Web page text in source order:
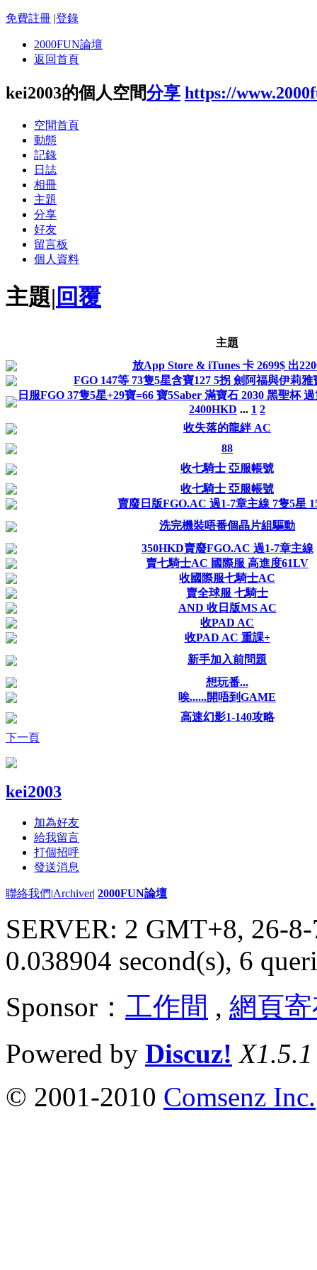
免費註冊 |登錄
2000FUN論壇
返回首頁
kei2003的個人空間分享 https://
空間首頁
動態
記錄
日誌
相冊
主題
分享
好友
留言板
個人資料
主題| 回覆
主題
放App Store & iTunes 卡 2699$ 出
FGO 147等 73隻5星含寶127 5拐 劍阿福與伊莉雅
日服FGO 37隻5星+29寶=66 寶5Saber 滿寶石 2030 黑聖杯
2400HKD ... 1 2
收失落的龍絆 AC
88
收七騎士 亞服帳號
收七騎士 亞服帳號
賣廢日版FGO.AC 過1-7章主線 7隻5星
洗完機裝唔番個晶片組驅動
350HKD賣廢FGO.AC 過1-7章主線
賣七騎士AC 國際服 高進度61LV
收國際服七騎士AC
賣全球服 七騎士
AND 收日版MS AC
收PAD AC
收PAD AC 重課+
新手加入前問題
想玩番...
唉......開唔到GAME
高速幻影1-140攻略
下一頁
kei2003
加為好友
給我留言
打個招呼
發送消息
聯絡我們|Archiver| 2000FUN論壇
SERVER: 2 GMT+8, 26-
0.038904 second(s), 6
Sponsor： 工作間 , 網頁
Powered by Discuz! X1.5.1
© 2001-2010 Comsenz Inc.